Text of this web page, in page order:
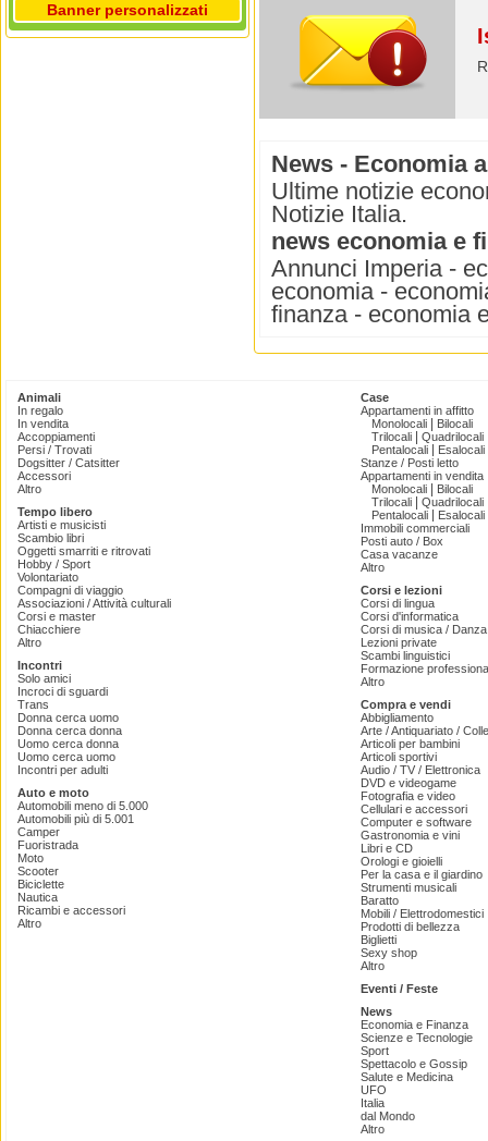
Banner personalizzati
News - Economia
Ultime notizie
Notizie Italia.
news economia e
Annunci Imperia -
economia -
finanza - economia
Animali
In regalo
In vendita
Accoppiamenti
Persi / Trovati
Dogsitter / Catsitter
Accessori
Altro
Tempo libero
Artisti e musicisti
Scambio libri
Oggetti smarriti e ritrovati
Hobby / Sport
Volontariato
Compagni di viaggio
Associazioni / Attività culturali
Corsi e master
Chiacchiere
Altro
Incontri
Solo amici
Incroci di sguardi
Trans
Donna cerca uomo
Donna cerca donna
Uomo cerca donna
Uomo cerca uomo
Incontri per adulti
Auto e moto
Automobili meno di 5.000
Automobili più di 5.001
Camper
Fuoristrada
Moto
Scooter
Biciclette
Nautica
Ricambi e accessori
Altro
Case
Appartamenti in affitto
Monolocali
Bilocali
Trilocali
Quadrilocali
Pentalocali
Esalocali
Stanze / Posti letto
Appartamenti in vendita
Monolocali
Bilocali
Trilocali
Quadrilocali
Pentalocali
Esalocali
Immobili commerciali
Posti auto / Box
Casa vacanze
Altro
Corsi e lezioni
Corsi di lingua
Corsi d'informatica
Corsi di musica /
Lezioni private
Scambi linguistici
Formazione
Altro
Compra e vendi
Abbigliamento
Arte / Antiquariato /
Articoli per bambini
Articoli sportivi
Audio / TV / Elettronica
DVD e videogame
Fotografia e video
Cellulari e accessori
Computer e software
Gastronomia e vini
Libri e CD
Orologi e gioielli
Per la casa e il giardino
Strumenti musicali
Baratto
Mobili / Elettrodomestici
Prodotti di bellezza
Biglietti
Sexy shop
Altro
Eventi / Feste
News
Economia e Finanza
Scienze e Tecnologie
Sport
Spettacolo e Gossip
Salute e Medicina
UFO
Italia
dal Mondo
Altro